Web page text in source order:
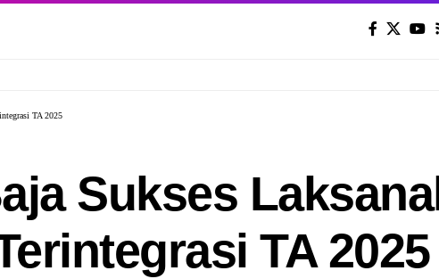
TA 2025
Sukses
TA 2025